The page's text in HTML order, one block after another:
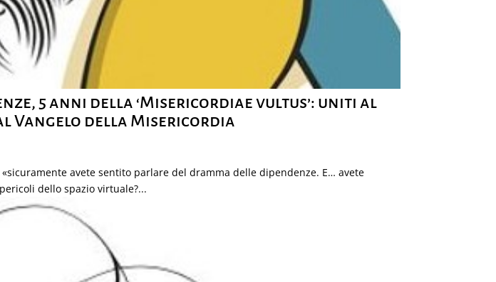
5 anni della ‘Misericordiae vultus’: uniti al
Vangelo della Misericordia
avete sentito parlare del dramma delle dipendenze. E… avete
dello spazio virtuale?...